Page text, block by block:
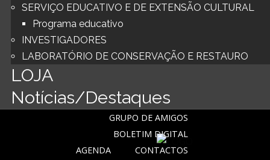
SERVIÇO EDUCATIVO E DE EXTENSÃO CULTURAL
Programa educativo
INVESTIGADORES
LABORATÓRIO DE CONSERVAÇÃO E RESTAURO
LOJA
Notícias/Destaques
GRUPO DE AMIGOS
BOLETIM DIGITAL
CONTACTOS
AGENDA